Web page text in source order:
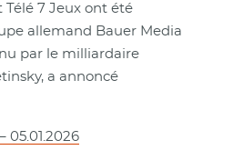
Télé 7 Jeux ont été
allemand Bauer Media
par le milliardaire
a annoncé
05.01.2026